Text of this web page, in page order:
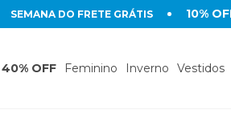
SEMANA DO FRETE GRÁTIS 10%
OFF Feminino Inverno Vestidos